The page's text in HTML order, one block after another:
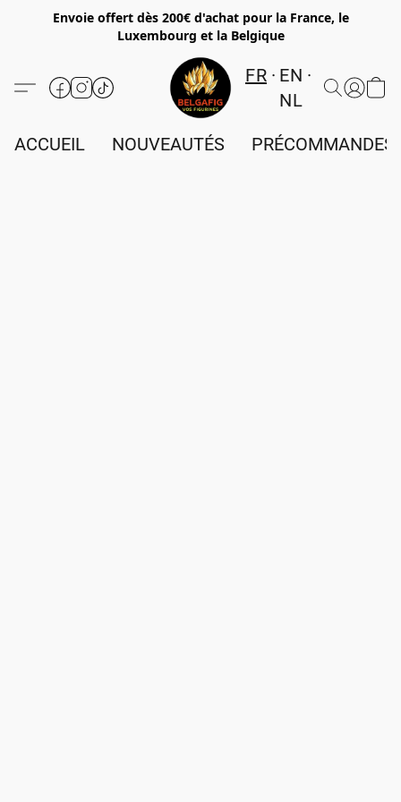
Envoie offert dès 200€ d'achat pour la France, le
Luxembourg et la Belgique
FR
EN
NL
ACCUEIL NOUVEAUTÉS PRÉCOMMANDES